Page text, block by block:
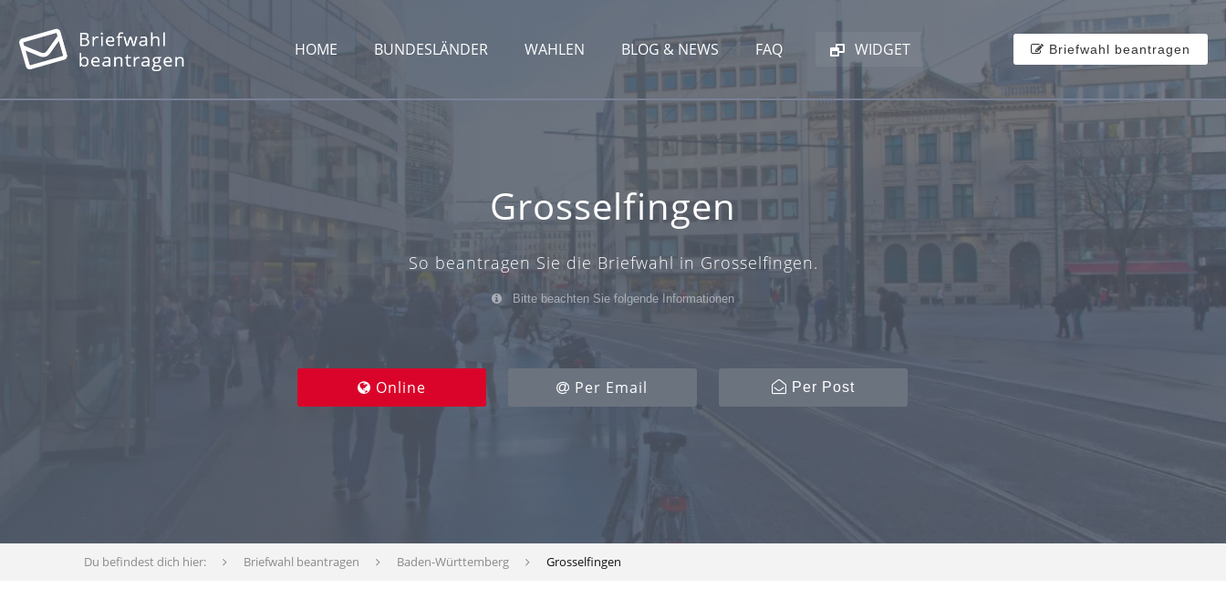
HOME BUNDESLÄNDER WAHLEN BLOG & NEWS FAQ WIDGET Briefwahl beantragen
Grosselfingen
So beantragen Sie die Briefwahl in Grosselfingen.
Bitte beachten Sie folgende Informationen
Online Per Email Per Post
Du befindest dich hier: Briefwahl beantragen Baden-Württemberg Grosselfingen